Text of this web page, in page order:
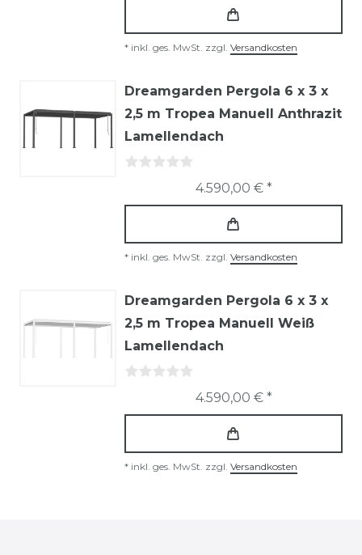
* inkl. ges. MwSt. zzgl. Versandkosten
Dreamgarden Pergola 6 x 3 x
2,5 m Tropea Manuell Anthrazit
Lamellendach
4.590,00 € *
* inkl. ges. MwSt. zzgl. Versandkosten
Dreamgarden Pergola 6 x 3 x
2,5 m Tropea Manuell Weiß
Lamellendach
4.590,00 € *
* inkl. ges. MwSt. zzgl. Versandkosten